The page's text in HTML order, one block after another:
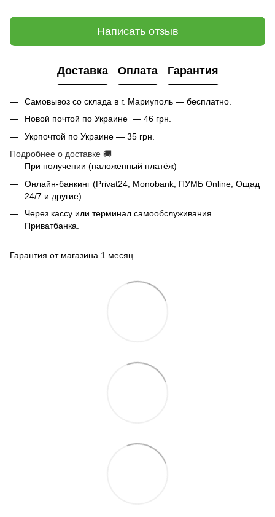
Написать отзыв
Доставка Оплата Гарантия
Самовывоз со склада в г. Мариуполь — бесплатно.
Новой почтой по Украине — 46 грн.
Укрпочтой по Украине — 35 грн.
Подробнее о доставке 🚚
При получении (наложенный платёж)
Онлайн-банкинг (Privat24, Monobank, ПУМБ Online, Ощад
24/7 и другие)
Через кассу или терминал самообслуживания
Приватбанка.
Гарантия от магазина 1 месяц